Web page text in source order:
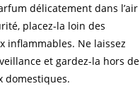
délicatement dans l’air
placez-la loin des
inflammables. Ne laissez
et gardez-la hors de
domestiques.